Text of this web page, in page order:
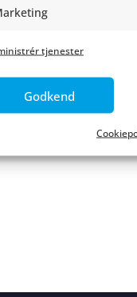
tjenester
Godkend